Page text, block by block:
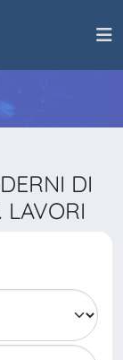
DI
LAVORI